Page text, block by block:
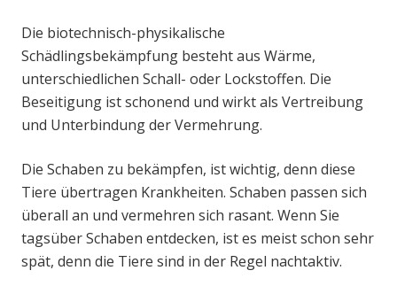
Die biotechnisch-physikalische
Schädlingsbekämpfung besteht aus Wärme,
unterschiedlichen Schall- oder Lockstoffen. Die
Beseitigung ist schonend und wirkt als Vertreibung
und Unterbindung der Vermehrung.
Die Schaben zu bekämpfen, ist wichtig, denn diese
Tiere übertragen Krankheiten. Schaben passen sich
überall an und vermehren sich rasant. Wenn Sie
tagsüber Schaben entdecken, ist es meist schon sehr
spät, denn die Tiere sind in der Regel nachtaktiv.